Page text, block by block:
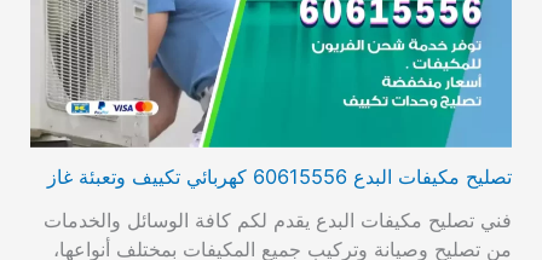
تصليح مكيفات البدع 60615556 كهربائي تكييف وتعبئة غاز
فني تصليح مكيفات البدع يقدم لكم كافة الوسائل والخدمات
من تصليح وصيانة وتركيب جميع المكيفات بمختلف أنواعها،